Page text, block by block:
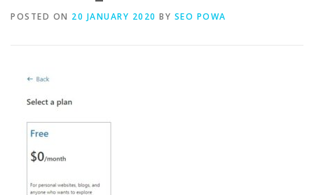
POSTED ON 20 JANUARY 2020 BY SEO POWA